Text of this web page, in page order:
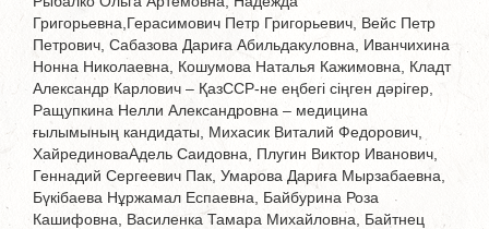
Григорьевна,Герасимович Петр Григорьевич, Вейс Петр
Петрович, Сабазова Дариға Абильдакуловна, Иванчихина
Нонна Николаевна, Кошумова Наталья Кажимовна, Кладт
Александр Карлович – ҚазССР-не еңбегі сіңген дәрігер,
Ращупкина Нелли Александровна – медицина
ғылымының кандидаты, Михасик Виталий Федорович,
ХайрединоваАдель Саидовна, Плугин Виктор Иванович,
Геннадий Сергеевич Пак, Умарова Дариға Мырзабаевна,
Бүкібаева Нұржамал Еспаевна, Байбурина Роза
Кашифовна, Василенка Тамара Михайловна, Байтнец